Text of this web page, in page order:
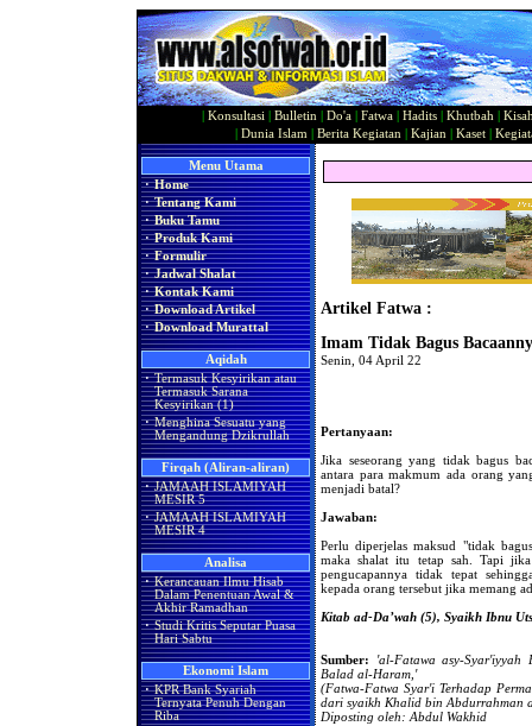
Konsultasi Bulletin Do'a Fatwa Hadits Khutbah
Dunia Islam Berita Kegiatan Kajian Kaset|
Menu Utama
· Home
· Tentang Kami
· Buku Tamu
· Produk Kami
· Formulir
· Jadwal Shalat
· Kontak Kami
· Download Artikel
· Download Murattal
Aqidah
· Termasuk Kesyirikan atau
Termasuk Sarana
Kesyirikan (1)
· Menghina Sesuatu yang
Mengandung Dzikrullah
Firqah (Aliran-aliran)
· JAMAAH ISLAMIYAH
MESIR 5
· JAMAAH ISLAMIYAH
MESIR 4
Analisa
· Kerancauan Ilmu Hisab
Dalam Penentuan Awal &
Akhir Ramadhan
· Studi Kritis Seputar Puasa
Hari Sabtu
Ekonomi Islam
· KPR Bank Syariah
Ternyata Penuh Dengan
Riba
Artikel Fatwa :
Imam Tidak Bagus
Senin, 04 April 22
Pertanyaan:
Jika seseorang yang tidak bagus
antara para makmum ada orang
menjadi batal?
Jawaban:
Perlu diperjelas maksud "tidak
maka shalat itu tetap sah. Tapi
pengucapannya tidak tepat
kepada orang tersebut jika memang
Kitab ad-Da’wah (5), Syaikh Ibnu
Sumber:
'al-Fatawa asy-
Balad al-Haram,'
(Fatwa-Fatwa Syar'i Terhadap
dari syaikh Khalid bin Abdurrahman
Diposting oleh: Abdul Wakhid